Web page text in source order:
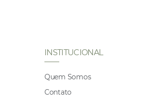
INSTITUCIONAL
Quem Somos
Contato